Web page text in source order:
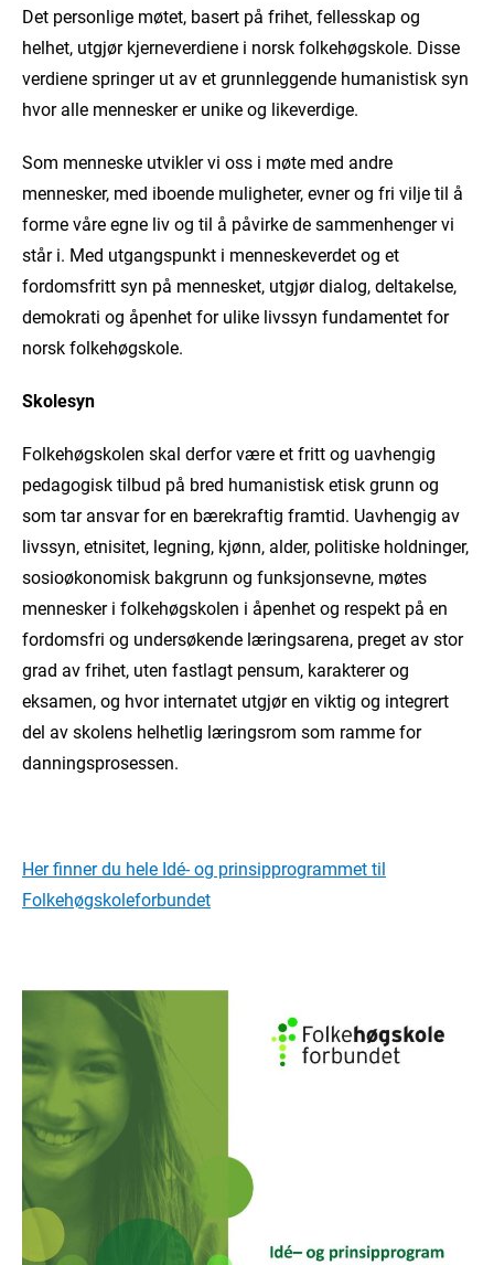
Det personlige møtet, basert på frihet, fellesskap og
helhet, utgjør kjerneverdiene i norsk folkehøgskole. Disse
verdiene springer ut av et grunnleggende humanistisk syn
hvor alle mennesker er unike og likeverdige.
Som menneske utvikler vi oss i møte med andre
mennesker, med iboende muligheter, evner og fri vilje til å
forme våre egne liv og til å påvirke de sammenhenger vi
står i. Med utgangspunkt i menneskeverdet og et
fordomsfritt syn på mennesket, utgjør dialog, deltakelse,
demokrati og åpenhet for ulike livssyn fundamentet for
norsk folkehøgskole.
Skolesyn
Folkehøgskolen skal derfor være et fritt og uavhengig
pedagogisk tilbud på bred humanistisk etisk grunn og
som tar ansvar for en bærekraftig framtid. Uavhengig av
livssyn, etnisitet, legning, kjønn, alder, politiske holdninger,
sosioøkonomisk bakgrunn og funksjonsevne, møtes
mennesker i folkehøgskolen i åpenhet og respekt på en
fordomsfri og undersøkende læringsarena, preget av stor
grad av frihet, uten fastlagt pensum, karakterer og
eksamen, og hvor internatet utgjør en viktig og integrert
del av skolens helhetlig læringsrom som ramme for
danningsprosessen.
Her finner du hele Idé- og prinsipprogrammet til
Folkehøgskoleforbundet